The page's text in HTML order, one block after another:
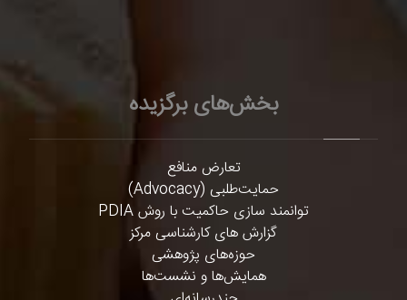
بخش‌های برگزیده
تعارض منافع
حمایت‌طلبی (Advocacy)
توانمند سازی حاکمیت با روش PDIA
گزارش های کارشناسی مرکز
حوزه‌های پژوهشی
همایش‌ها و نشست‌ها